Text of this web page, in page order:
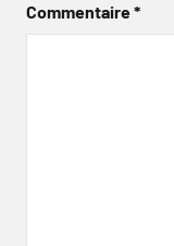
Commentaire*